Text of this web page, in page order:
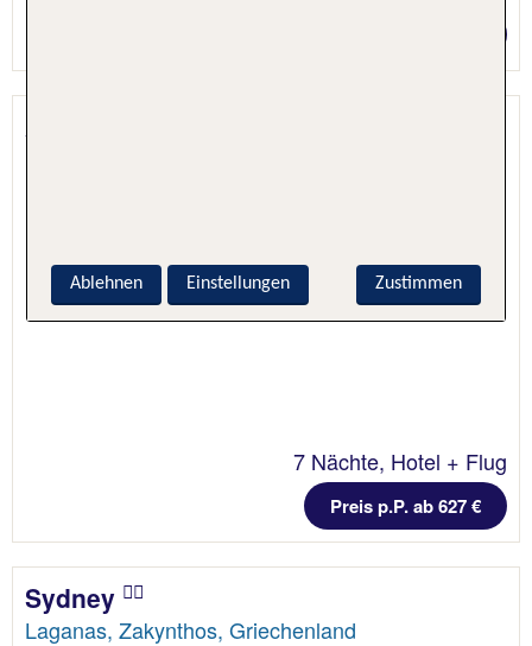
7 Nächte, Hotel + Flug
Preis p.P. ab 627 €
Sydney
Laganas, Zakynthos, Griechenland
Zustimmen
Ablehnen Einstellungen